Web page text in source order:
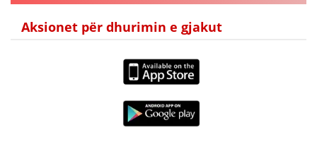
MARRDHËNJE ME PUBLIKUN
BASHKËPUNIM NDËRKOMBËTAR
Aksionet për dhurimin e gjakut